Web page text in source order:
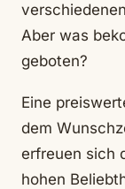
Aber was
geboten?
Eine
dem
erfreuen sich
hohen